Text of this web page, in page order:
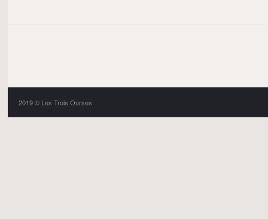
2019 © Les Trois Ourses